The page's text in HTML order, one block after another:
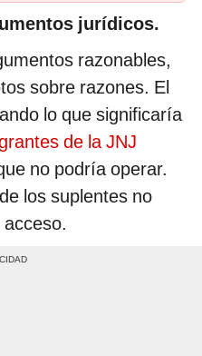
jurídicos.
razonables,
sobre razones. El
lo que significaría
de la JNJ
no podría operar.
los suplentes no